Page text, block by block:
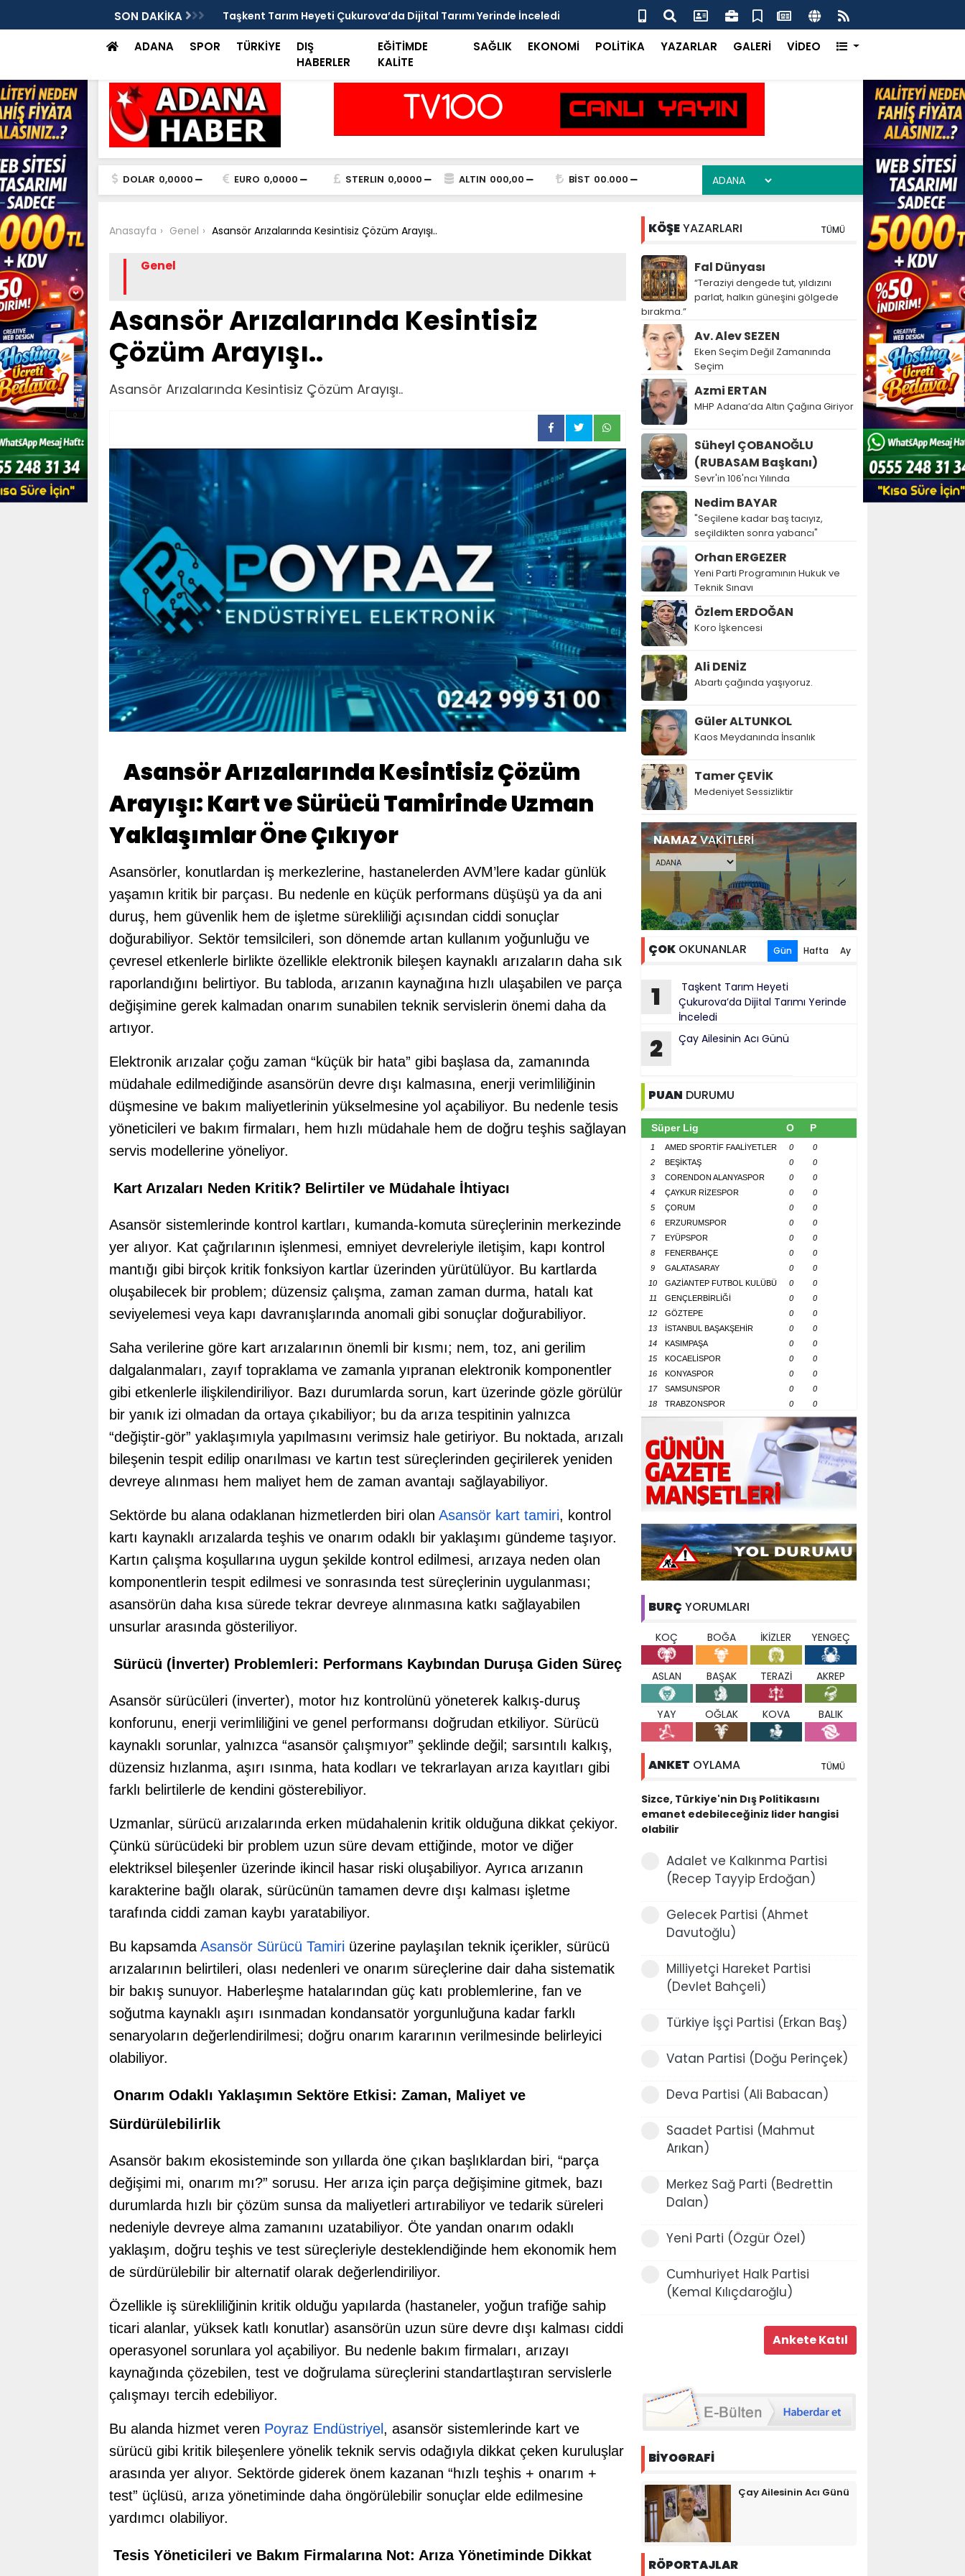
SON DAKİKA Taşkent Tarım Heyeti Çukurova’da Dijital Tarımı Yerinde İnceledi
Çukurova İnternet Gazetecileri Derneği Yönetim Kurulu’ndan
Kamuoyuna Açıklama
ADANA SPOR TÜRKİYE
DIŞ
HABERLER
EĞİTİMDE
KALİTE
SAĞLIK EKONOMİ POLİTİKA YAZARLAR GALERİ VİDEO
DOLAR 0,0000 EURO 0,0000 STERLIN 0,0000 ALTIN 000,00 BİST 00.000
Anasayfa Genel Asansör Arızalarında Kesintisiz Çözüm Arayışı..
Genel
Asansör Arızalarında Kesintisiz
Çözüm Arayışı..
Asansör Arızalarında Kesintisiz Çözüm Arayışı..
Asansör Arızalarında Kesintisiz Çözüm
Arayışı: Kart ve Sürücü Tamirinde Uzman
Yaklaşımlar Öne Çıkıyor
Asansörler, konutlardan iş merkezlerine, hastanelerden AVM’lere kadar günlük
yaşamın kritik bir parçası. Bu nedenle en küçük performans düşüşü ya da ani
duruş, hem güvenlik hem de işletme sürekliliği açısından ciddi sonuçlar
doğurabiliyor. Sektör temsilcileri, son dönemde artan kullanım yoğunluğu ve
çevresel etkenlerle birlikte özellikle elektronik bileşen kaynaklı arızaların daha sık
raporlandığını belirtiyor. Bu tabloda, arızanın kaynağına hızlı ulaşabilen ve parça
değişimine gerek kalmadan onarım sunabilen teknik servislerin önemi daha da
artıyor.
Elektronik arızalar çoğu zaman “küçük bir hata” gibi başlasa da, zamanında
müdahale edilmediğinde asansörün devre dışı kalmasına, enerji verimliliğinin
düşmesine ve bakım maliyetlerinin yükselmesine yol açabiliyor. Bu nedenle tesis
yöneticileri ve bakım firmaları, hem hızlı müdahale hem de doğru teşhis sağlayan
servis modellerine yöneliyor.
Kart Arızaları Neden Kritik? Belirtiler ve Müdahale İhtiyacı
Asansör sistemlerinde kontrol kartları, kumanda-komuta süreçlerinin merkezinde
yer alıyor. Kat çağrılarının işlenmesi, emniyet devreleriyle iletişim, kapı kontrol
mantığı gibi birçok kritik fonksiyon kartlar üzerinden yürütülüyor. Bu kartlarda
oluşabilecek bir problem; düzensiz çalışma, zaman zaman durma, hatalı kat
seviyelemesi veya kapı davranışlarında anomali gibi sonuçlar doğurabiliyor.
Saha verilerine göre kart arızalarının önemli bir kısmı; nem, toz, ani gerilim
dalgalanmaları, zayıf topraklama ve zamanla yıpranan elektronik komponentler
gibi etkenlerle ilişkilendiriliyor. Bazı durumlarda sorun, kart üzerinde gözle görülür
bir yanık izi olmadan da ortaya çıkabiliyor; bu da arıza tespitinin yalnızca
“değiştir-gör” yaklaşımıyla yapılmasını verimsiz hale getiriyor. Bu noktada, arızalı
bileşenin tespit edilip onarılması ve kartın test süreçlerinden geçirilerek yeniden
devreye alınması hem maliyet hem de zaman avantajı sağlayabiliyor.
Sektörde bu alana odaklanan hizmetlerden biri olan Asansör kart tamiri, kontrol
kartı kaynaklı arızalarda teşhis ve onarım odaklı bir yaklaşımı gündeme taşıyor.
Kartın çalışma koşullarına uygun şekilde kontrol edilmesi, arızaya neden olan
komponentlerin tespit edilmesi ve sonrasında test süreçlerinin uygulanması;
asansörün daha kısa sürede tekrar devreye alınmasına katkı sağlayabilen
unsurlar arasında gösteriliyor.
Sürücü (İnverter) Problemleri: Performans Kaybından Duruşa Giden Süreç
Asansör sürücüleri (inverter), motor hız kontrolünü yöneterek kalkış-duruş
konforunu, enerji verimliliğini ve genel performansı doğrudan etkiliyor. Sürücü
kaynaklı sorunlar, yalnızca “asansör çalışmıyor” şeklinde değil; sarsıntılı kalkış,
düzensiz hızlanma, aşırı ısınma, hata kodları ve tekrarlayan arıza kayıtları gibi
farklı belirtilerle de kendini gösterebiliyor.
Uzmanlar, sürücü arızalarında erken müdahalenin kritik olduğuna dikkat çekiyor.
Çünkü sürücüdeki bir problem uzun süre devam ettiğinde, motor ve diğer
elektriksel bileşenler üzerinde ikincil hasar riski oluşabiliyor. Ayrıca arızanın
karakterine bağlı olarak, sürücünün tamamen devre dışı kalması işletme
tarafında ciddi zaman kaybı yaratabiliyor.
Bu kapsamda Asansör Sürücü Tamiri üzerine paylaşılan teknik içerikler, sürücü
arızalarının belirtileri, olası nedenleri ve onarım süreçlerine dair daha sistematik
bir bakış sunuyor. Haberleşme hatalarından güç katı problemlerine, fan ve
soğutma kaynaklı aşırı ısınmadan kondansatör yorgunluğuna kadar farklı
senaryoların değerlendirilmesi; doğru onarım kararının verilmesinde belirleyici
olabiliyor.
Onarım Odaklı Yaklaşımın Sektöre Etkisi: Zaman, Maliyet ve
Sürdürülebilirlik
Asansör bakım ekosisteminde son yıllarda öne çıkan başlıklardan biri, “parça
değişimi mi, onarım mı?” sorusu. Her arıza için parça değişimine gitmek, bazı
durumlarda hızlı bir çözüm sunsa da maliyetleri artırabiliyor ve tedarik süreleri
nedeniyle devreye alma zamanını uzatabiliyor. Öte yandan onarım odaklı
yaklaşım, doğru teşhis ve test süreçleriyle desteklendiğinde hem ekonomik hem
de sürdürülebilir bir alternatif olarak değerlendiriliyor.
Özellikle iş sürekliliğinin kritik olduğu yapılarda (hastaneler, yoğun trafiğe sahip
ticari alanlar, yüksek katlı konutlar) asansörün uzun süre devre dışı kalması ciddi
operasyonel sorunlara yol açabiliyor. Bu nedenle bakım firmaları, arızayı
kaynağında çözebilen, test ve doğrulama süreçlerini standartlaştıran servislerle
çalışmayı tercih edebiliyor.
Bu alanda hizmet veren Poyraz Endüstriyel , asansör sistemlerinde kart ve
sürücü gibi kritik bileşenlere yönelik teknik servis odağıyla dikkat çeken kuruluşlar
arasında yer alıyor. Sektörde giderek önem kazanan “hızlı teşhis + onarım +
test” üçlüsü, arıza yönetiminde daha öngörülebilir sonuçlar elde edilmesine
yardımcı olabiliyor.
Tesis Yöneticileri ve Bakım Firmalarına Not: Arıza Yönetiminde Dikkat
KÖŞEYAZARLARI TÜMÜ
Fal Dünyası
“Teraziyi dengede tut, yıldızını
parlat, halkın güneşini gölgede
bırakma.”
Av. Alev SEZEN
Eken Seçim Değil Zamanında
Seçim
Azmi ERTAN
MHP Adana’da Altın Çağına Giriyor
Süheyl ÇOBANOĞLU
(RUBASAM Başkanı)
Sevr'in 106'ncı Yılında
Nedim BAYAR
"Seçilene kadar baş tacıyız,
seçildikten sonra yabancı"
Orhan ERGEZER
Yeni Parti Programının Hukuk ve
Teknik Sınavı
Özlem ERDOĞAN
Koro İşkencesi
Ali DENİZ
Abartı çağında yaşıyoruz.
Güler ALTUNKOL
Kaos Meydanında İnsanlık
Tamer ÇEVİK
Medeniyet Sessizliktir
NAMAZVAKİTLERİ
ÇOKOKUNANLAR Gün Hafta Ay
1
Taşkent Tarım Heyeti
Çukurova’da Dijital Tarımı Yerinde
İnceledi
2 Çay Ailesinin Acı Günü
PUAN DURUMU
Süper Lig O P
1 AMED SPORTİF FAALİYETLER 0
0
2
BEŞİKTAŞ 0
0
3
CORENDON ALANYASPOR 0
0
4
ÇAYKUR RİZESPOR 0
0
5
ÇORUM 0
0
6
ERZURUMSPOR 0
0
7
EYÜPSPOR 0
0
8
FENERBAHÇE 0
0
9
GALATASARAY 0
0
10
GAZİANTEP FUTBOL KULÜBÜ 0
0
11
GENÇLERBİRLİĞİ 0
0
12
GÖZTEPE 0
0
13
İSTANBUL BAŞAKŞEHİR 0
0
14
KASIMPAŞA 0
0
15
KOCAELİSPOR 0
0
16
KONYASPOR 0
0
17
SAMSUNSPOR 0
0
18
TRABZONSPOR 0 0
BURÇ YORUMLARI
KOÇ BOĞA İKİZLER YENGEÇ
ASLAN BAŞAK TERAZİ AKREP
YAY OĞLAK KOVA BALIK
ANKET OYLAMA TÜMÜ
Sizce, Türkiye'nin Dış Politikasını
emanet edebileceğiniz lider hangisi
olabilir
Adalet ve Kalkınma Partisi
(Recep Tayyip Erdoğan)
Gelecek Partisi (Ahmet
Davutoğlu)
Milliyetçi Hareket Partisi
(Devlet Bahçeli)
Türkiye İşçi Partisi (Erkan Baş)
Vatan Partisi (Doğu Perinçek)
Deva Partisi (Ali Babacan)
Saadet Partisi (Mahmut
Arıkan)
Merkez Sağ Parti (Bedrettin
Dalan)
Yeni Parti (Özgür Özel)
Cumhuriyet Halk Partisi
(Kemal Kılıçdaroğlu)
BİYOGRAFİ
Çay Ailesinin Acı Günü
RÖPORTAJLAR